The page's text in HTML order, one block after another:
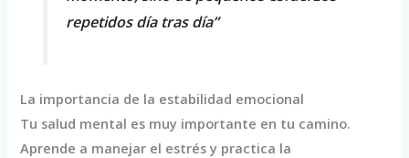
repetidos día tras día”
La importancia de la estabilidad emocional
Tu salud mental es muy importante en tu camino.
Aprende a manejar el estrés y practica la